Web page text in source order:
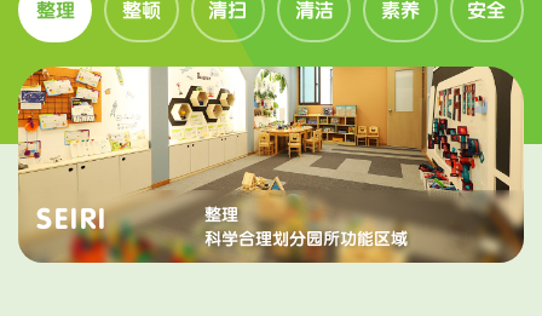
整理 整顿 清扫 清洁 素养 安全
SEIRI
整理
科学合理划分园所功能区域